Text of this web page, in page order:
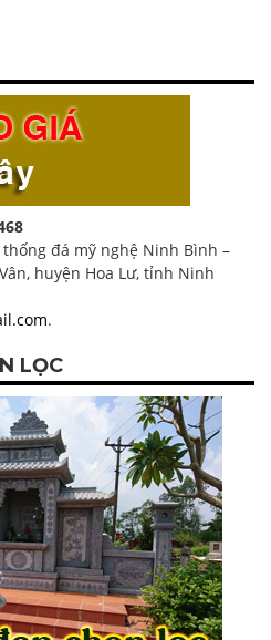
đá mỹ nghệ Ninh Bình –
huyện Hoa Lư, tỉnh Ninh
.
LỌC